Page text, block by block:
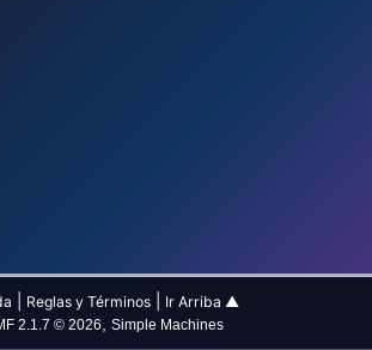
Reglas y Términos Ir Arriba ▲
2.1.7 © 2026, Simple Machines